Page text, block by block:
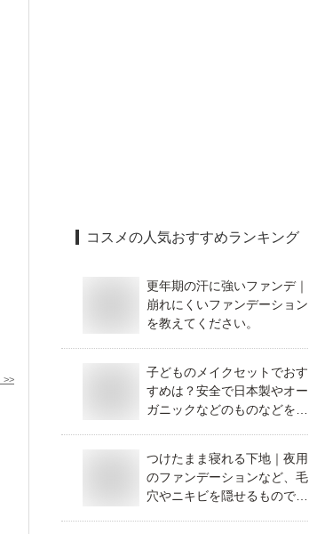
>>
コスメの人気おすすめランキング
更年期の汗に強いファンデ｜
崩れにくいファンデーション
を教えてください。
子どものメイクセットでおす
すめは？安全で日本製やオー
ガニックなどのものなどを教
つけたまま寝れる下地｜夜用
のファンデーションなど、毛
穴やニキビを隠せるものでお